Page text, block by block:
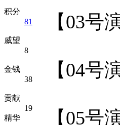
积分
81
威望
8
金钱
38
贡献
19
精华
【03
【04
【05号